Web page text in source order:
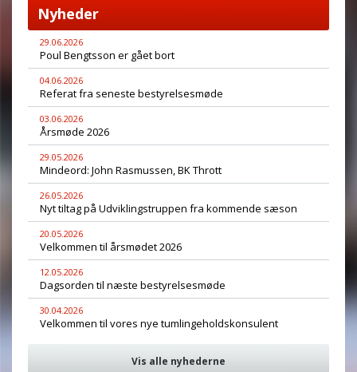
Nyheder
29.06.2026
Poul Bengtsson er gået bort
04.06.2026
Referat fra seneste bestyrelsesmøde
03.06.2026
Årsmøde 2026
29.05.2026
Mindeord: John Rasmussen, BK Thrott
26.05.2026
Nyt tiltag på Udviklingstruppen fra kommende sæson
20.05.2026
Velkommen til årsmødet 2026
12.05.2026
Dagsorden til næste bestyrelsesmøde
30.04.2026
Velkommen til vores nye tumlingeholdskonsulent
Vis alle nyhederne